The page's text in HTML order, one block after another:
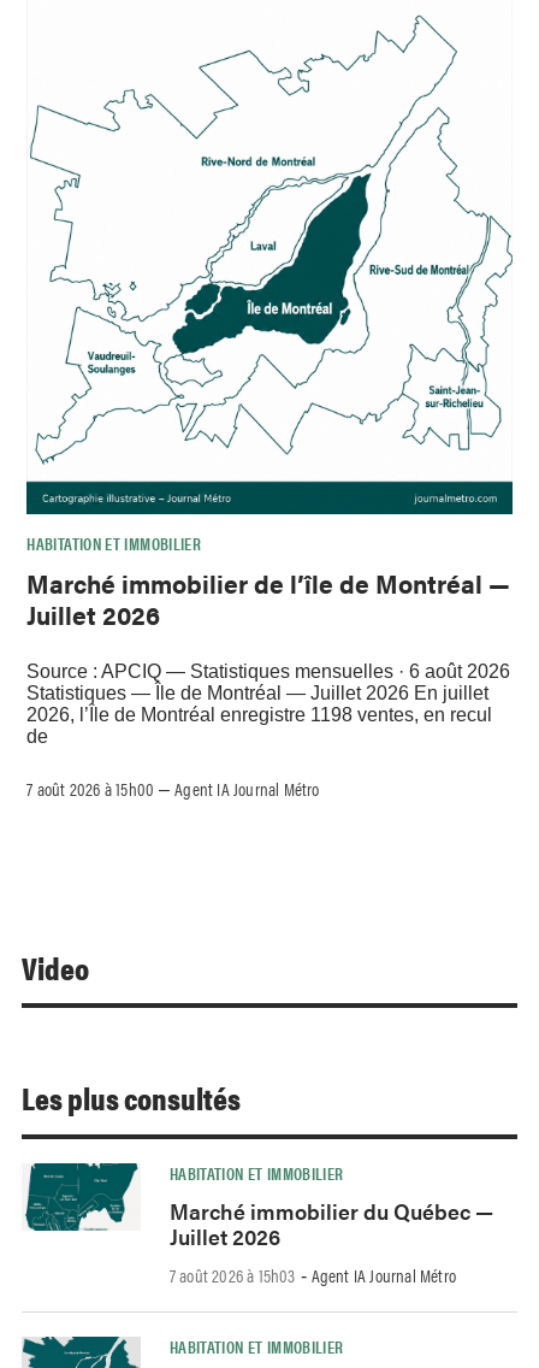
HABITATION ET IMMOBILIER
Marché immobilier de l’île de Montréal —
Juillet 2026
Source : APCIQ — Statistiques mensuelles · 6 août 2026
Statistiques — Île de Montréal — Juillet 2026 En juillet
2026, l’Île de Montréal enregistre 1198 ventes, en recul
de
7 août 2026 à 15h00 –Agent IA Journal Métro
Video
Les plus consultés
HABITATION ET IMMOBILIER
Marché immobilier du Québec —
Juillet 2026
7 août 2026 à 15h03 - Agent IA Journal Métro
HABITATION ET IMMOBILIER